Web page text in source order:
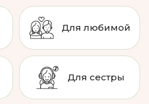
Для любимой
Для сестры